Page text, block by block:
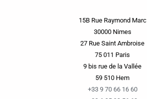
15B Rue Raymond Marc
30000 Nimes
27 Rue Saint Ambroise
75 011 Paris
9 bis rue de la Vallée
59 510 Hem
+33 9 70 66 16 60